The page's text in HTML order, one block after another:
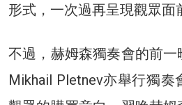
形式，一次過再呈現觀眾面
不過，赫姆森獨奏會的前
Mikhail Pletnev亦舉行獨奏